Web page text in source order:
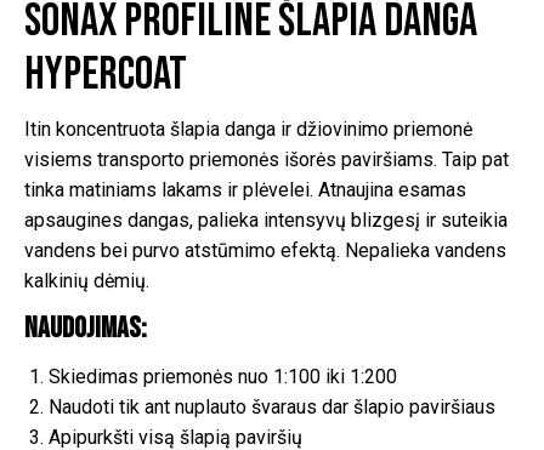
SONAX Profiline šlapia danga
Hypercoat
Itin koncentruota šlapia danga ir džiovinimo priemonė
visiems transporto priemonės išorės paviršiams. Taip pat
tinka matiniams lakams ir plėvelei. Atnaujina esamas
apsaugines dangas, palieka intensyvų blizgesį ir suteikia
vandens bei purvo atstūmimo efektą. Nepalieka vandens
kalkinių dėmių.
Naudojimas:
Skiedimas priemonės nuo 1:100 iki 1:200
Naudoti tik ant nuplauto švaraus dar šlapio paviršiaus
Apipurkšti visą šlapią paviršių